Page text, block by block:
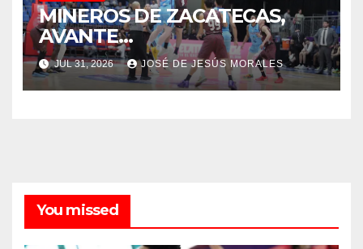
MINEROS DE ZACATECAS,
AVANTE…
JUL 31, 2026 JOSÉ DE JESÚS MORALES
You missed